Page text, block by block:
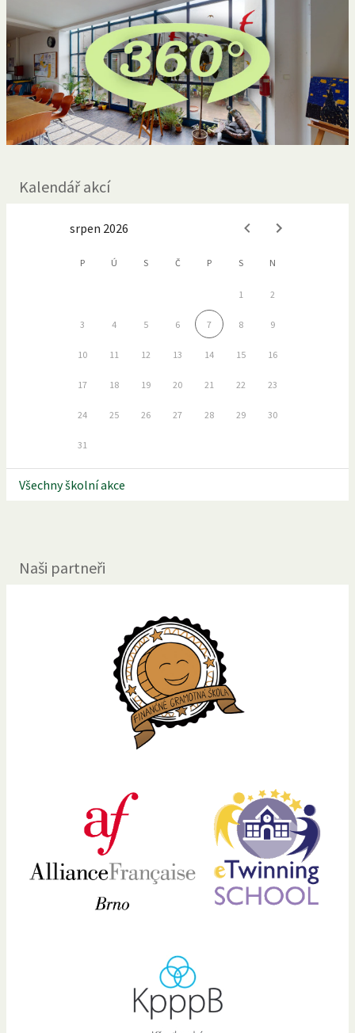
Kalendář akcí
srpen 2026
P Ú S Č P S N
1 2
3 4 5 6 7 8 9
10 11 12 13 14 15 16
17 18 19 20 21 22 23
24 25 26 27 28 29 30
31
Všechny školní akce
Naši partneři